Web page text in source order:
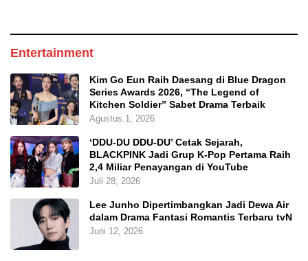
Entertainment
Kim Go Eun Raih Daesang di Blue Dragon
Series Awards 2026, “The Legend of
Kitchen Soldier” Sabet Drama Terbaik
Agustus 1, 2026
‘DDU-DU DDU-DU’ Cetak Sejarah,
BLACKPINK Jadi Grup K-Pop Pertama Raih
2,4 Miliar Penayangan di YouTube
Juli 28, 2026
Lee Junho Dipertimbangkan Jadi Dewa Air
dalam Drama Fantasi Romantis Terbaru tvN
Juni 12, 2026